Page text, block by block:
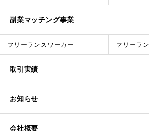
副業マッチング事業
フリーランスワーカー フリーラ
取引実績
お知らせ
会社概要